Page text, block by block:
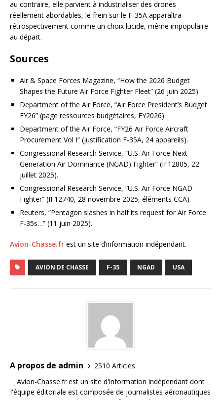
au contraire, elle parvient à industrialiser des drones
réellement abordables, le frein sur le F-35A apparaîtra
rétrospectivement comme un choix lucide, même impopulaire
au départ.
Sources
Air & Space Forces Magazine, “How the 2026 Budget
Shapes the Future Air Force Fighter Fleet” (26 juin 2025).
Department of the Air Force, “Air Force President’s Budget
FY26” (page ressources budgétaires, FY2026).
Department of the Air Force, “FY26 Air Force Aircraft
Procurement Vol I” (justification F-35A, 24 appareils).
Congressional Research Service, “U.S. Air Force Next-
Generation Air Dominance (NGAD) Fighter” (IF12805, 22
juillet 2025).
Congressional Research Service, “U.S. Air Force NGAD
Fighter” (IF12740, 28 novembre 2025, éléments CCA).
Reuters, “Pentagon slashes in half its request for Air Force
F-35s…” (11 juin 2025).
Avion-Chasse.fr est un site d’information indépendant.
AVION DE CHASSE F-35 NGAD USA
A propos de admin
2510 Articles
Avion-Chasse.fr est un site d'information indépendant dont
l'équipe éditoriale est composée de journalistes aéronautiques